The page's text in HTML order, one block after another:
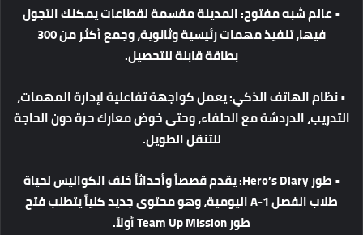
•عالمشبهمفتوح:المدينةمقسمةلقطاعاتيمكنكالتجول
فيها،تنفيذمهماترئيسيةوثانوية،وجمعأكثرمن
بطاقةقابلةللتحصيل.
•نظامالهاتفالذكي:يعملكواجهةتفاعليةلإدارةالمهمات،
التدريب،الدردشةمعالحلفاء،وحتىخوضمعاركحرةدونالحاجة
للتنقلالطويل.
•طورHero’s Diary: يقدمقصصاًوأحداثاًخلفالكواليسلحياة
طلابالفصل اليومية،وهومحتوىجديدكلياًيتطلبفتح
طورTeam Up Missionأولاً.